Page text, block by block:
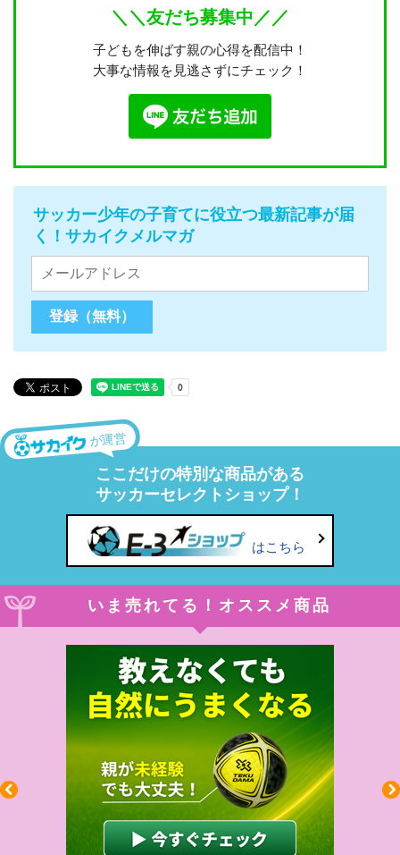
＼＼友だち募集中／／
子どもを伸ばす親の心得を配信中！
大事な情報を見逃さずにチェック！
サッカー少年の子育てに役立つ最新記事が届
く！サカイクメルマガ
が運営
ここだけの特別な商品がある
サッカーセレクトショップ！
はこちら
いま売れてる！オススメ商品